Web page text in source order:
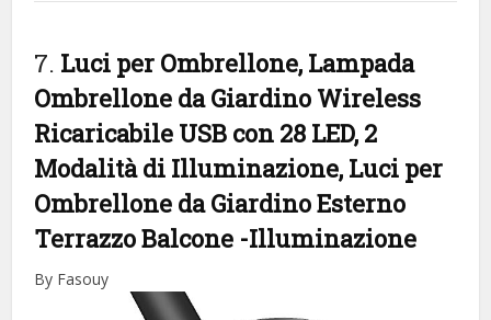
7. Luci per Ombrellone, Lampada
Ombrellone da Giardino Wireless
Ricaricabile USB con 28 LED, 2
Modalità di Illuminazione, Luci per
Ombrellone da Giardino Esterno
Terrazzo Balcone -Illuminazione
By Fasouy